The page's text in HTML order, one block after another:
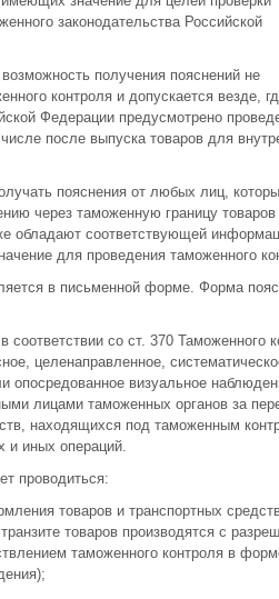
законодательства Российской
получения пояснений не
контроля и допускается везде,
Федерации предусмотрено
после выпуска товаров для
пояснения от любых лиц,
через таможенную границу товаров
обладают соответствующей
для проведения таможенного
в письменной форме. Форма
со ст. 370 Таможенного
целенаправленное,
опосредованное визуальное
лицами таможенных органов за
находящихся под таможенным
и иных операций.
проводиться:
товаров и транспортных
товаров производятся с
таможенного контроля в